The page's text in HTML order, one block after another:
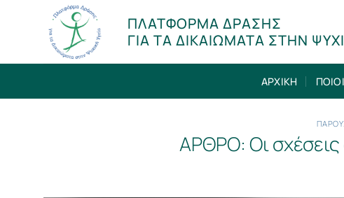
περιεχόμενο
ΠΛΑΤΦΟΡΜΑ ΔΡΑΣΗΣ
ΓΙΑ ΤΑ ΔΙΚΑΙΩΜΑΤΑ ΣΤΗΝ
ΑΡΧΙΚΗ
ΑΡΘΡO: Οι